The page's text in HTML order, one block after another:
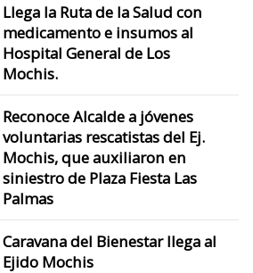
Llega la Ruta de la Salud con
medicamento e insumos al
Hospital General de Los
Mochis.
Reconoce Alcalde a jóvenes
voluntarias rescatistas del Ej.
Mochis, que auxiliaron en
siniestro de Plaza Fiesta Las
Palmas
Caravana del Bienestar llega al
Ejido Mochis